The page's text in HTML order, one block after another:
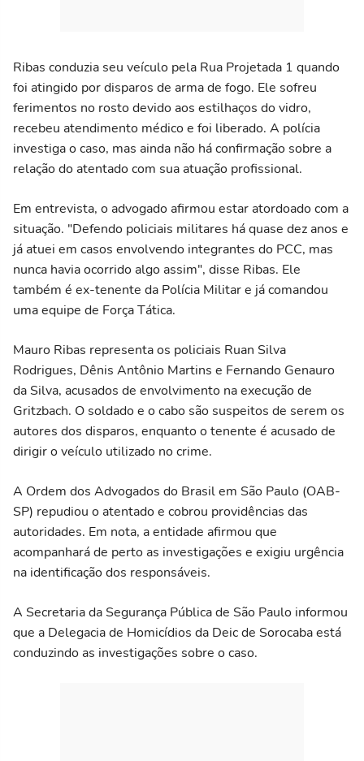
Ribas conduzia seu veículo pela Rua Projetada 1 quando
foi atingido por disparos de arma de fogo. Ele sofreu
ferimentos no rosto devido aos estilhaços do vidro,
recebeu atendimento médico e foi liberado. A polícia
investiga o caso, mas ainda não há confirmação sobre a
relação do atentado com sua atuação profissional.
Em entrevista, o advogado afirmou estar atordoado com a
situação. "Defendo policiais militares há quase dez anos e
já atuei em casos envolvendo integrantes do PCC, mas
nunca havia ocorrido algo assim", disse Ribas. Ele
também é ex-tenente da Polícia Militar e já comandou
uma equipe de Força Tática.
Mauro Ribas representa os policiais Ruan Silva
Rodrigues, Dênis Antônio Martins e Fernando Genauro
da Silva, acusados de envolvimento na execução de
Gritzbach. O soldado e o cabo são suspeitos de serem os
autores dos disparos, enquanto o tenente é acusado de
dirigir o veículo utilizado no crime.
A Ordem dos Advogados do Brasil em São Paulo (OAB-
SP) repudiou o atentado e cobrou providências das
autoridades. Em nota, a entidade afirmou que
acompanhará de perto as investigações e exigiu urgência
na identificação dos responsáveis.
A Secretaria da Segurança Pública de São Paulo informou
que a Delegacia de Homicídios da Deic de Sorocaba está
conduzindo as investigações sobre o caso.